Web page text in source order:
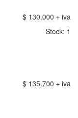
$ 130.000 + iva
Stock: 1
$ 135.700 + iva